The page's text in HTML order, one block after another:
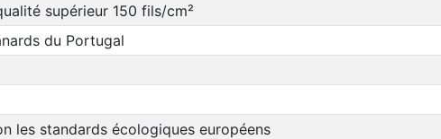
supérieur 150 fils/cm²
du Portugal
les standards écologiques européens